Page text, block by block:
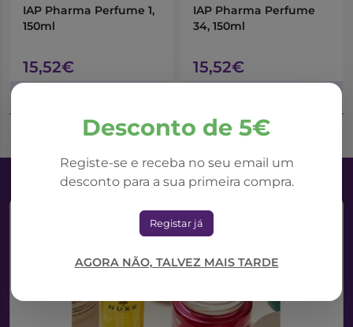
Desconto de 5€
Registe-se e receba no seu email um
desconto para a sua primeira compra.
Registar já
AGORA NÃO, TALVEZ MAIS TARDE
IAP Pharma Perfume 1,
150ml
15,52€
IAP Pharma Perfume
34, 150ml
15,52€